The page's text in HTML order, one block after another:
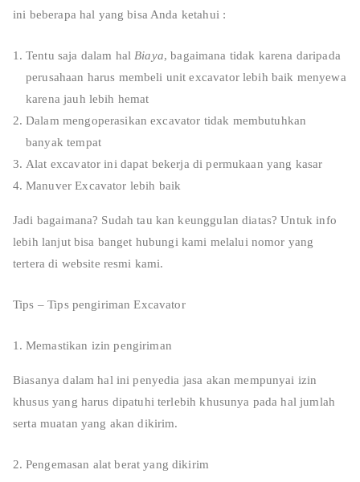
ini beberapa hal yang bisa Anda ketahui :
Tentu saja dalam hal Biaya, bagaimana tidak karena daripada
perusahaan harus membeli unit excavator lebih baik menyewa
karena jauh lebih hemat
Dalam mengoperasikan excavator tidak membutuhkan
banyak tempat
Alat excavator ini dapat bekerja di permukaan yang kasar
Manuver Excavator lebih baik
Jadi bagaimana? Sudah tau kan keunggulan diatas? Untuk info
lebih lanjut bisa banget hubungi kami melalui nomor yang
tertera di website resmi kami.
Tips – Tips pengiriman Excavator
Memastikan izin pengiriman
Biasanya dalam hal ini penyedia jasa akan mempunyai izin
khusus yang harus dipatuhi terlebih khusunya pada hal jumlah
serta muatan yang akan dikirim.
Pengemasan alat berat yang dikirim